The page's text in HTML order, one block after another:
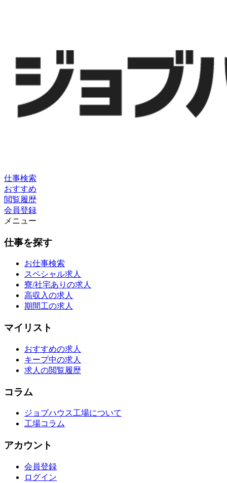
仕事検索
おすすめ
閲覧履歴
会員登録
メニュー
仕事を探す
お仕事検索
スペシャル求人
寮/社宅ありの求人
高収入の求人
期間工の求人
マイリスト
おすすめの求人
キープ中の求人
求人の閲覧履歴
コラム
ジョブハウス工場について
工場コラム
アカウント
会員登録
ログイン